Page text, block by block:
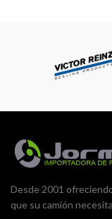
Desde 2001
que su camión